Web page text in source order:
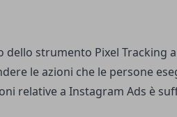
dello strumento Pixel Tracking
le azioni che le persone
relative a Instagram Ads è